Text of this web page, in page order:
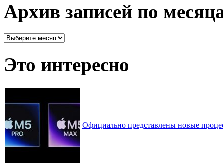
Архив записей по
Архив
месяцам
Это интересно
Официально представлены новые